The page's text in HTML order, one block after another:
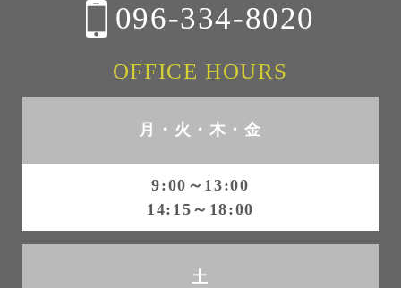
096-334-8020
OFFICE HOURS
月・火・木・金
9:00～13:00
14:15～18:00
土